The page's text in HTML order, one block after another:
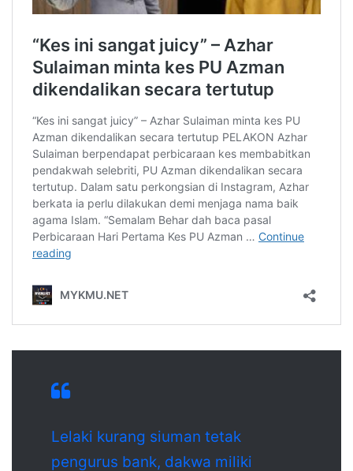
Lelaki kurang siuman tetak
pengurus bank, dakwa miliki